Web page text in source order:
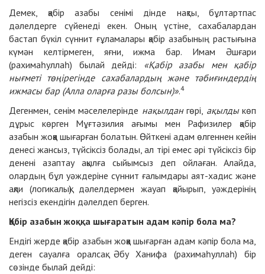
Демек, қабір азабы сенімі дінде нақты, бұлтартпас
дәлелдерге сүйенеді екен. Оның үстіне, сахабалардан
бастап бүкіл сүннит ғұламалары қабір азабының растығына
күмән келтірмеген, яғни, ижма бар. Имам Әшғари
(рахимаһуллаһ) былай дейді:
«Қабір азабы мен қабір
нығметі төңірегінде сахабалардың және тәбиғиндердің
ижмасы бар (Алла оларға разы болсын)».4
Дегенмен, сенім мәселелерінде нақылдангөрі, ақылдыкөп
дұрыс көрген Мұғтәзилия ағымы мен Рафизилер қабір
азабын жоққа шығарған болатын. Өйткені адам өлгеннен кейін
денесі жансыз, түйсіксіз болады, ал тірі емес әрі түйсіксіз бір
денені азаптау ақылға сыйымсыз деп ойлаған. Алайда,
олардың бұл уәждеріне сүннит ғалымдары аят-хадис және
ақли (логикалық) дәлелдермен жауап қайырып, уәждерінің
негізсіз екендігін дәлелдеп берген.
Қабір азабын жоққа шығаратын адам кәпір бола ма?
Ендігі жерде қабір азабын жоққа шығарған адам кәпір бола ма,
деген сауалға оралсақ. Әбу Ханифа (рахимаһуллаһ) бір
сөзінде былай дейді: